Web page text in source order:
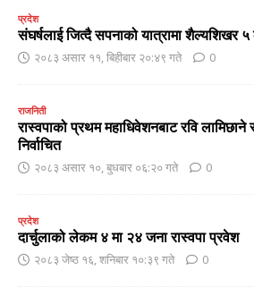
प्रदेश
संघर्षलाई जित्दै सपनाको यात्रामा शैल्यशिखर
२०८३ असार ११, बिहीबार २०:४९ गते 0
राजनिती
रास्वपाको प्रथम महाधिवेशनबाट रवि लामिछाने
निर्वाचित
२०८३ असार १०, बुधबार ०६:२० गते 0
प्रदेश
दार्चुलाको लेकम ४ मा २४ जना रास्वपा प्रवेश
२०८३ जेष्ठ १६, शनिबार १०:३९ गते 0